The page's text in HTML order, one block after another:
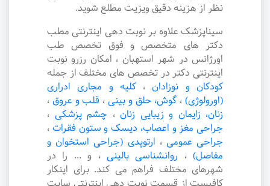
نظر از هزینه دقیق ویزیت مطلع شوید.
سیناپزشک علاوه بر نوبت دهی اینترنتی مطب
دکتر های متخصص و فوق تخصص طب
اورژانس در شهر استهبان ، امکان رزرو نوبت
اینترنتی دکتر در تخصص های مختلف از جمله
کودکان و نوزادان ،کلیه و مجاری ادراری
(اورولوژی) ، گوش، حلق و بینی ، قلب و عروق ،
زنان، زایمان و زیبایی زنان ، چشم پزشکی ،
جراحی مغز و اعصاب، دیسک و ستون فقرات ،
جراحی عمومی ، ارتوپدی (جراحی استخوان و
مفاصل) ، روانشناسی بالینی ، و ... را در
شهرهای مختلف فراهم می کند. برای اینکار
کافیست از قسمت نوبت دهی اینترنتی سایت